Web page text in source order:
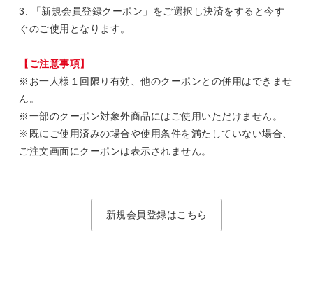
3. 「新規会員登録クーポン」をご選択し決済をすると今す
ぐのご使用となります。
【ご注意事項】
※お一人様１回限り有効、他のクーポンとの併用はできませ
ん。
※一部のクーポン対象外商品にはご使用いただけません。
※既にご使用済みの場合や使用条件を満たしていない場合、
ご注文画面にクーポンは表示されません。
新規会員登録はこちら